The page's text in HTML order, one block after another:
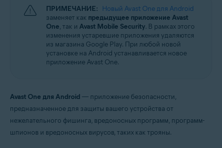
ПРИМЕЧАНИЕ: Новый Avast One для Android
заменяет как предыдущее приложение Avast
One, так и Avast Mobile Security. В рамках этого
изменения устаревшие приложения удаляются
из магазина Google Play. При любой новой
установке на Android устанавливается новое
приложение Avast One.
Avast One для Android — приложение безопасности,
предназначенное для защиты вашего устройства от
нежелательного фишинга, вредоносных программ, программ-
шпионов и вредоносных вирусов, таких как трояны.